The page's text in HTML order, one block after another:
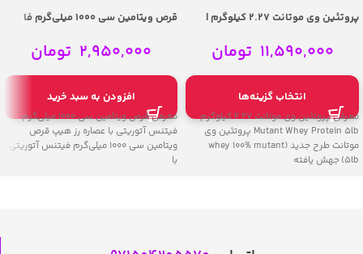
پروتئین وی موتانت 2.27 کیلوگرم |
11,590,000 تومان
انتخاب گزینه‌ها
معرفی پروتئین وی موتانت 2.27 کیلوگرم
Mutant Whey Protein 5lb پروتئین وی
موتانت طرح جدید (whey 100% mutant
5lb) جهش یافته
قرص ویتامین سی 1000 میلی‌گرم فا
Vitamin C 1000 with Rose Hip
2,950,000 تومان
افزودن به سبد خرید
معرفی قرص ویتامین سی 1000 میلی‌گرم
فیتنس آتوریتی با عصاره رز هیپ قرص
ویتامین سی 1000 میلی‌گرم فیتنس آتوریتی
با